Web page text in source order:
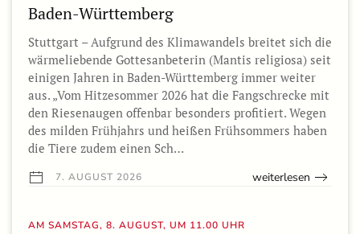
Baden-Württemberg
Stuttgart – Aufgrund des Klimawandels breitet sich die
wärmeliebende Gottesanbeterin (Mantis religiosa) seit
einigen Jahren in Baden-Württemberg immer weiter
aus. „Vom Hitzesommer 2026 hat die Fangschrecke mit
den Riesenaugen offenbar besonders profitiert. Wegen
des milden Frühjahrs und heißen Frühsommers haben
die Tiere zudem einen Sch…
7. AUGUST 2026 weiterlesen
AM SAMSTAG, 8. AUGUST, UM 11.00 UHR